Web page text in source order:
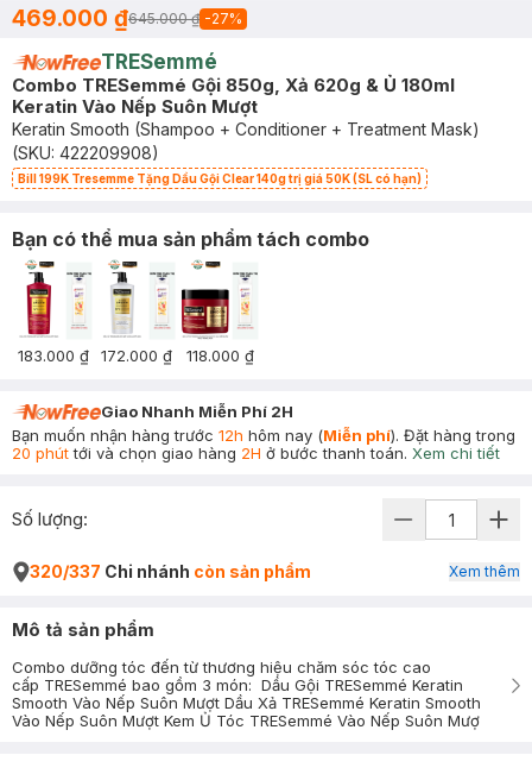
469.000 ₫645.000 ₫ -27%
TRESemmé
Combo TRESemmé Gội 850g, Xả 620g & Ủ 180ml
Keratin Vào Nếp Suôn Mượt
Keratin Smooth (Shampoo + Conditioner + Treatment Mask)
(SKU: 422209908)
Bill 199K Tresemme Tặng Dầu Gội Clear 140g trị giá 50K (SL có hạn)
Bạn có thể mua sản phẩm tách combo
183.000 ₫ 172.000 ₫ 118.000 ₫
Giao Nhanh Miễn Phí 2H
Bạn muốn nhận hàng trước 12h hôm nay (Miễn phí). Đặt hàng trong
20 phúttới và chọn giao hàng 2H ở bước thanh toán. Xem chi tiết
Số lượng:
320/337 Chi nhánh còn sản phẩm Xem thêm
Mô tả sản phẩm
Combo dưỡng tóc đến từ thương hiệu chăm sóc tóc cao
cấp TRESemmé bao gồm 3 món: Dầu Gội TRESemmé Keratin
Smooth Vào Nếp Suôn Mượt Dầu Xả TRESemmé Keratin Smooth
Vào Nếp Suôn Mượt Kem Ủ Tóc TRESemmé Vào Nếp Suôn Mượ